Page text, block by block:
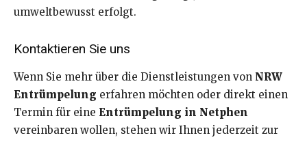
umweltbewusst erfolgt.
Kontaktieren Sie uns
Wenn Sie mehr über die Dienstleistungen von NRW
Entrümpelung erfahren möchten oder direkt einen
Termin für eine Entrümpelung in Netphen
vereinbaren wollen, stehen wir Ihnen jederzeit zur